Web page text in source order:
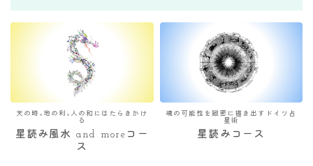
天の時×地の利×人の和にはたらきかけ
る
星読み風水 and moreコー
ス
魂の可能性を緻密に描き出すドイツ占
星術
星読みコース